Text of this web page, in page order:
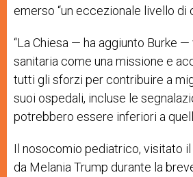
emerso “un eccezionale livello di
“La Chiesa — ha aggiunto Burke —
sanitaria come una missione e
tutti gli sforzi per contribuire a
suoi ospedali, incluse le
potrebbero essere inferiori a
Il nosocomio pediatrico, visitato
da Melania Trump durante la